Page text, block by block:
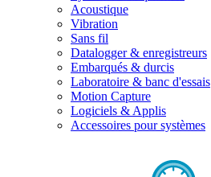
Acoustique
Vibration
Sans fil
Datalogger & enregistreurs
Embarqués & durcis
Laboratoire & banc d'essais
Motion Capture
Logiciels & Applis
Accessoires pour systèmes